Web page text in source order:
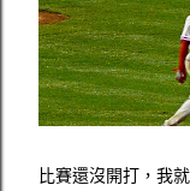
比賽還沒開打，我